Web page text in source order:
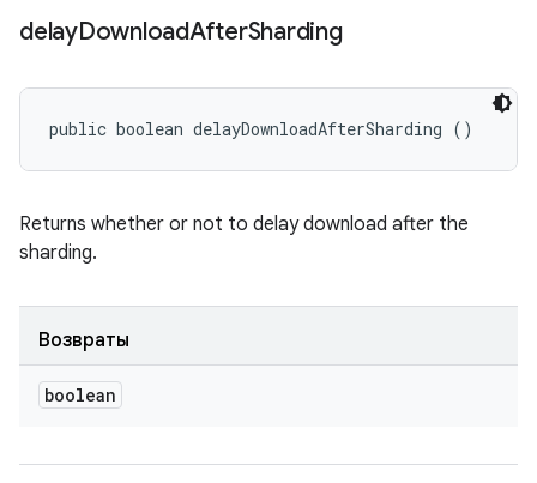
delayDownloadAfterSharding
public boolean delayDownloadAfterSharding ()
Returns whether or not to delay download after the
sharding.
Возвраты
boolean